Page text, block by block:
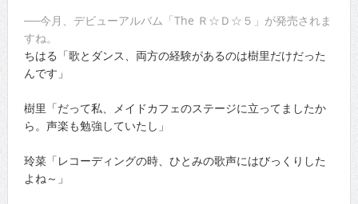
──今月、デビューアルバム「The Ｒ☆Ｄ☆５」が発売されま
すね。
ちはる「歌とダンス、両方の経験があるのは樹里だけだった
んです」
樹里「だって私、メイドカフェのステージに立ってましたか
ら。声楽も勉強していたし」
玲菜「レコーディングの時、ひとみの歌声にはびっくりした
よね～」